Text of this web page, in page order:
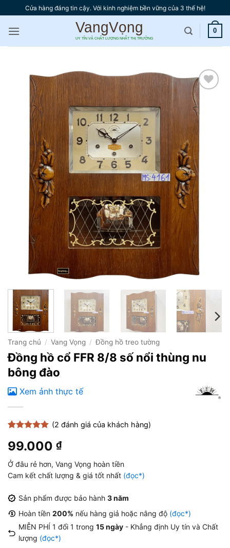
qua
nội
dung
Cửa hàng đáng tin cậy. Với kinh nghiệm bền vững của 3 thế hệ!
0
Thêm
Trang chủ / Vang Vọng / Đồng hồ treo tường
Đồng hồ cổ FFR 8/8 số nổi thùng nu
bông đào
Xem ảnh thực tế
dựa trên
đánh giá
(2 đánh giá của khách hàng)
99.000 ₫
Ở đâu rẻ hơn, Vang Vọng hoàn tiền
Cam kết chất lượng & giá tốt nhất (đọc*)
Sản phẩm được bảo hành 3 năm
Hoàn tiền 200% nếu hàng giả hoặc nâng độ (đọc*)
MIỄN PHÍ 1 đổi 1 trong 15 ngày - Khẳng định Uy tín và Chất
lượng (đọc*)